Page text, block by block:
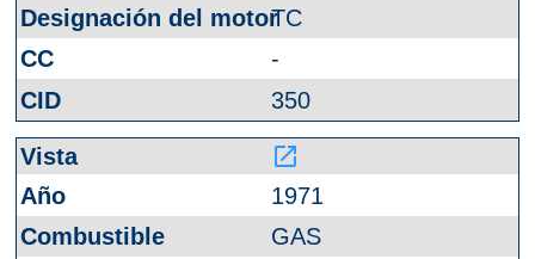
TC
-
350
launch
1971
GAS